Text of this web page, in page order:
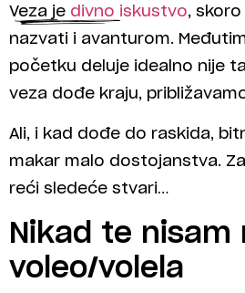
Veza je divno iskustvo,
nazvati i avanturom.
početku deluje idealno nije
veza dođe kraju,
Ali, i kad dođe do raskida,
makar malo dostojanstva.
reći sledeće stvari…
Nikad te nisam
voleo/volela